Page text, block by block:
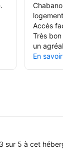
Accès
Très
un
En
sur 5 à cet